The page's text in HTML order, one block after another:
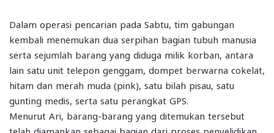
Dalam operasi pencarian pada Sabtu, tim gabungan
kembali menemukan dua serpihan bagian tubuh manusia
serta sejumlah barang yang diduga milik korban, antara
lain satu unit telepon genggam, dompet berwarna cokelat,
hitam dan merah muda (pink), satu bilah pisau, satu
gunting medis, serta satu perangkat GPS.
Menurut Ari, barang-barang yang ditemukan tersebut
telah diamankan sebagai bagian dari proses penyelidikan